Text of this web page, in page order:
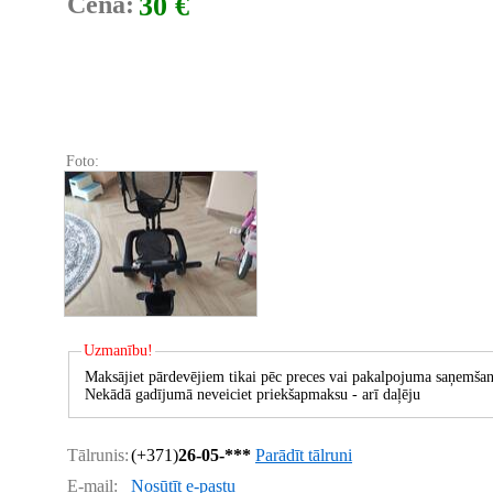
Foto:
Uzmanību!
Maksājiet pārdevējiem tikai pēc preces vai pakalpojuma
Nekādā gadījumā neveiciet priekšapmaksu - arī daļēju
Tālrunis:(+371)26-05-*** Parādīt tālruni
E-mail: Nosūtīt e-pastu